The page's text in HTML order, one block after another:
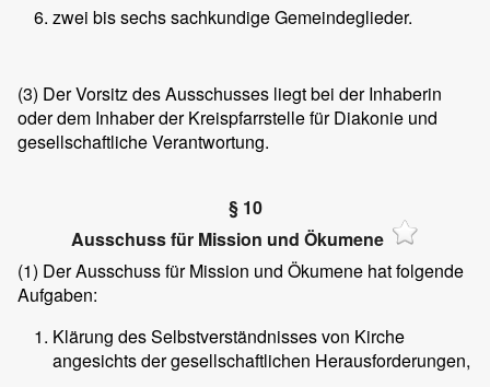
zwei bis sechs sachkundige Gemeindeglieder.
(3) Der Vorsitz des Ausschusses liegt bei der Inhaberin
oder dem Inhaber der Kreispfarrstelle für Diakonie und
gesellschaftliche Verantwortung.
§ 10
Ausschuss für Mission und Ökumene
(1) Der Ausschuss für Mission und Ökumene hat folgende
Aufgaben:
Klärung des Selbstverständnisses von Kirche
angesichts der gesellschaftlichen Herausforderungen,